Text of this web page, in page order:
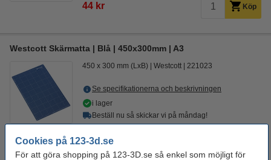
Cookies på 123-3d.se
För att göra shopping på 123-3D.se så enkel som möjligt för
44 kr Köp
Westcott Skärmatta | Blå | 450x300mm | A3
450 x 300 mm (LxB) Westcott 221023
Se specifikationerna och beskrivningen
i lager
Beställ nu så skickar vi på måndag!
190 kr